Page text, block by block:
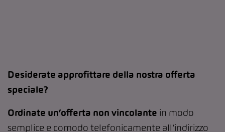
Desiderate approfittare della nostra offerta
speciale?
Ordinate un’offerta non vincolante in modo
semplice e comodo telefonicamente all’indirizzo